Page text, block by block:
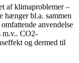
af klimaproblemer –
hænger bl.a. sammen
anvendelse
m.v.. CO2-
og dermed til